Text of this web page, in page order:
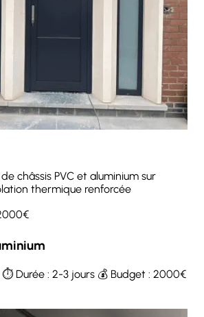
châssis PVC et aluminium sur
thermique renforcée
⏱️ Durée : 2-3 jours 💰 Budget : 2000€